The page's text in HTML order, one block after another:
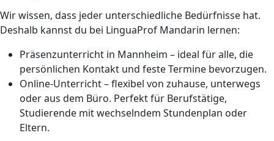
Wir wissen, dass jeder unterschiedliche Bedürfnisse hat.
Deshalb kannst du bei LinguaProf Mandarin lernen:
Präsenzunterricht in Mannheim – ideal für alle, die
persönlichen Kontakt und feste Termine bevorzugen.
Online-Unterricht – flexibel von zuhause, unterwegs
oder aus dem Büro. Perfekt für Berufstätige,
Studierende mit wechselndem Stundenplan oder
Eltern.